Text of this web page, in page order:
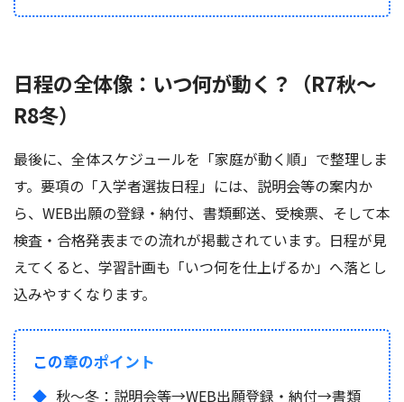
日程の全体像：いつ何が動く？（R7秋〜
R8冬）
最後に、全体スケジュールを「家庭が動く順」で整理しま
す。要項の「入学者選抜日程」には、説明会等の案内か
ら、WEB出願の登録・納付、書類郵送、受検票、そして本
検査・合格発表までの流れが掲載されています。日程が見
えてくると、学習計画も「いつ何を仕上げるか」へ落とし
込みやすくなります。
この章のポイント
秋〜冬：説明会等→WEB出願登録・納付→書類